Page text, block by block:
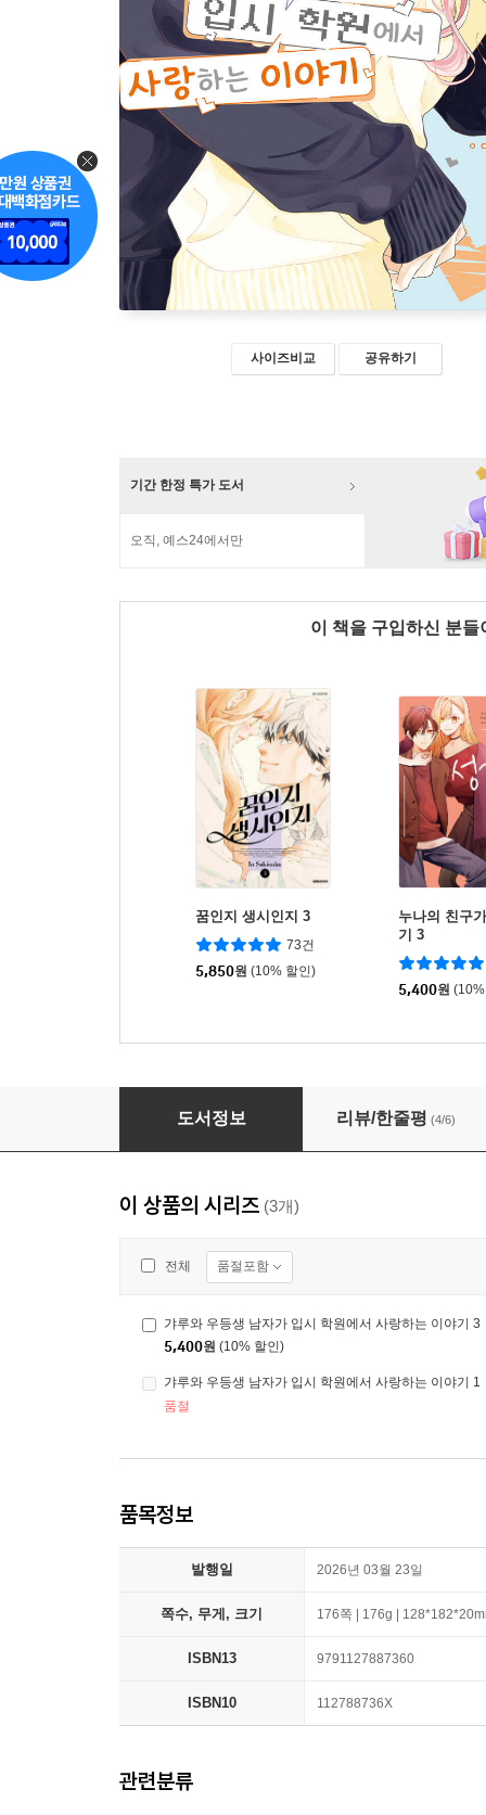
사이즈비교 공유하기
기간 한정 특가 도서
오직, 예스24에서만
이 책을 구입하신 분
꿈인지 생시인지 3
73건
5,850원 (10% 할인)
누나의 친구
기 3
5,400원
갸루와 우등생 남자가 입시 학원에서 사랑하는
도서정보 리뷰/한줄평 (4/6)
이 상품의 시리즈 (3개)
전체 품절포함
갸루와 우등생 남자가 입시 학원에서 사랑하는 이야기 3
5,400원 (10% 할인)
갸루와 우등생 남자가 입시 학원에서 사랑하는 이야기 1
품절
품목정보
발행일 2026년 03월 23일
쪽수, 무게, 크기 176쪽 | 176g |
ISBN13 9791127887360
ISBN10 112788736X
관련분류